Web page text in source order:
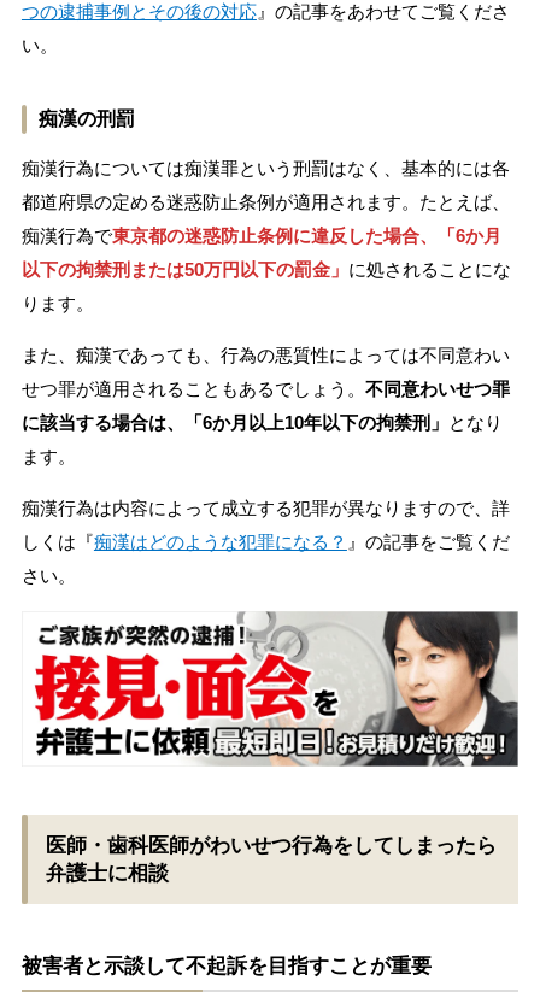
つの逮捕事例とその後の対応』の記事をあわせてご覧くださ
い。
痴漢の刑罰
痴漢行為については痴漢罪という刑罰はなく、基本的には各
都道府県の定める迷惑防止条例が適用されます。たとえば、
痴漢行為で東京都の迷惑防止条例に違反した場合、「6か月
以下の拘禁刑または50万円以下の罰金」 に処されることにな
ります。
また、痴漢であっても、行為の悪質性によっては不同意わい
せつ罪が適用されることもあるでしょう。 不同意わいせつ罪
に該当する場合は、「6か月以上10年以下の拘禁刑」 となり
ます。
痴漢行為は内容によって成立する犯罪が異なりますので、詳
しくは『痴漢はどのような犯罪になる？ 』の記事をご覧くだ
さい。
医師・歯科医師がわいせつ行為をしてしまったら
弁護士に相談
被害者と示談して不起訴を目指すことが重要